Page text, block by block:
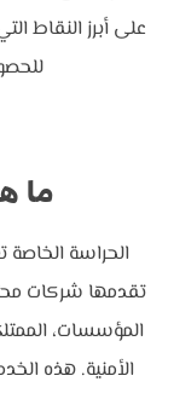
على أبرز النقاط
ما
الحراسة الخاصة
تقدمها شركات
المؤسسات،
الأمنية. هذه